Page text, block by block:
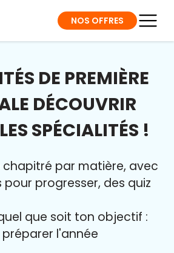
NOS OFFRES
DE PREMIÈRE
DÉCOUVRIR
SPÉCIALITÉS !
par matière, avec
progresser, des quiz
que soit ton objectif :
l'année